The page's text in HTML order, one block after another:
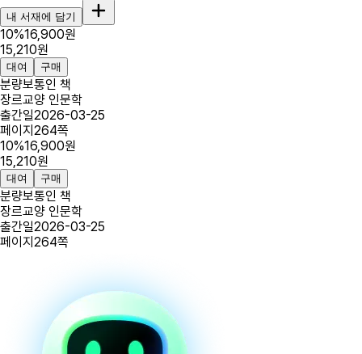
내 서재에 담기
10%16,900원
15,210원
대여 구매
분량보통인 책
장르교양 인문학
출간일2026-03-25
페이지 264쪽
10%16,900원
15,210원
대여 구매
분량보통인 책
장르교양 인문학
출간일2026-03-25
페이지 264쪽